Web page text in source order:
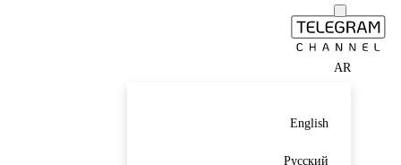
AR
English